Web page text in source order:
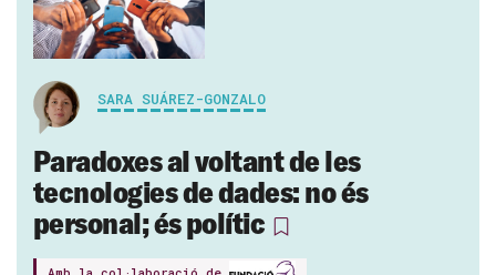
SARA SUÁREZ-GONZALO
Paradoxes al voltant de les
tecnologies de dades: no és
personal; és polític